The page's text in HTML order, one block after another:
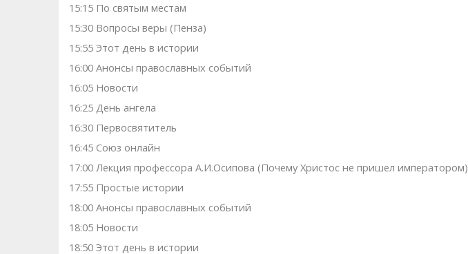
15:15 По святым местам
15:30 Вопросы веры (Пенза)
15:55 Этот день в истории
16:00 Анонсы православных событий
16:05 Новости
16:25 День ангела
16:30 Первосвятитель
16:45 Союз онлайн
17:00 Лекция профессора А.И.Осипова (Почему Христос не пришел императором)
17:55 Простые истории
18:00 Анонсы православных событий
18:05 Новости
18:50 Этот день в истории